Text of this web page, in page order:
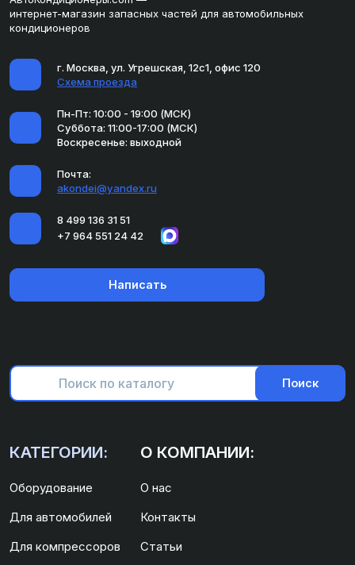
интернет-магазин запасных частей для автомобильных
кондиционеров
г. Москва, ул. Угрешская, 12с1, офис 120
Схема проезда
Пн-Пт: 10:00 - 19:00 (МСК)
Суббота: 11:00-17:00 (МСК)
Воскресенье: выходной
Почта:
akondei@yandex.ru
8 499 136 31 51
+7 964 551 24 42
Написать
Поиск
КАТЕГОРИИ:
Оборудование
Для автомобилей
Для компрессоров
О КОМПАНИИ:
О нас
Контакты
Статьи